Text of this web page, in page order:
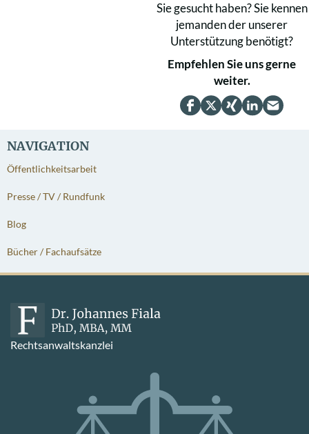
NAVIGATION
Öffentlichkeitsarbeit
Presse / TV / Rundfunk
Blog
Bücher / Fachaufsätze
Sie gesucht haben? Sie kennen
jemanden der unserer
Unterstützung benötigt?
Empfehlen Sie uns gerne
weiter.
Rechtsanwaltskanzlei